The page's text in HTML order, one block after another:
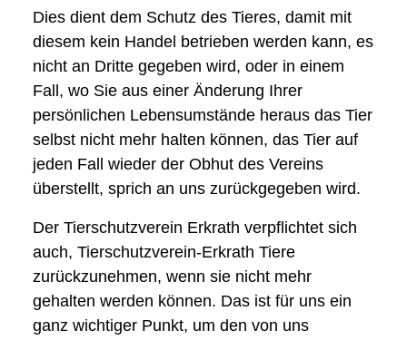
Dies dient dem Schutz des Tieres, damit mit
diesem kein Handel betrieben werden kann, es
nicht an Dritte gegeben wird, oder in einem
Fall, wo Sie aus einer Änderung Ihrer
persönlichen Lebensumstände heraus das Tier
selbst nicht mehr halten können, das Tier auf
jeden Fall wieder der Obhut des Vereins
überstellt, sprich an uns zurückgegeben wird.
Der Tierschutzverein Erkrath verpflichtet sich
auch, Tierschutzverein-Erkrath Tiere
zurückzunehmen, wenn sie nicht mehr
gehalten werden können. Das ist für uns ein
ganz wichtiger Punkt, um den von uns